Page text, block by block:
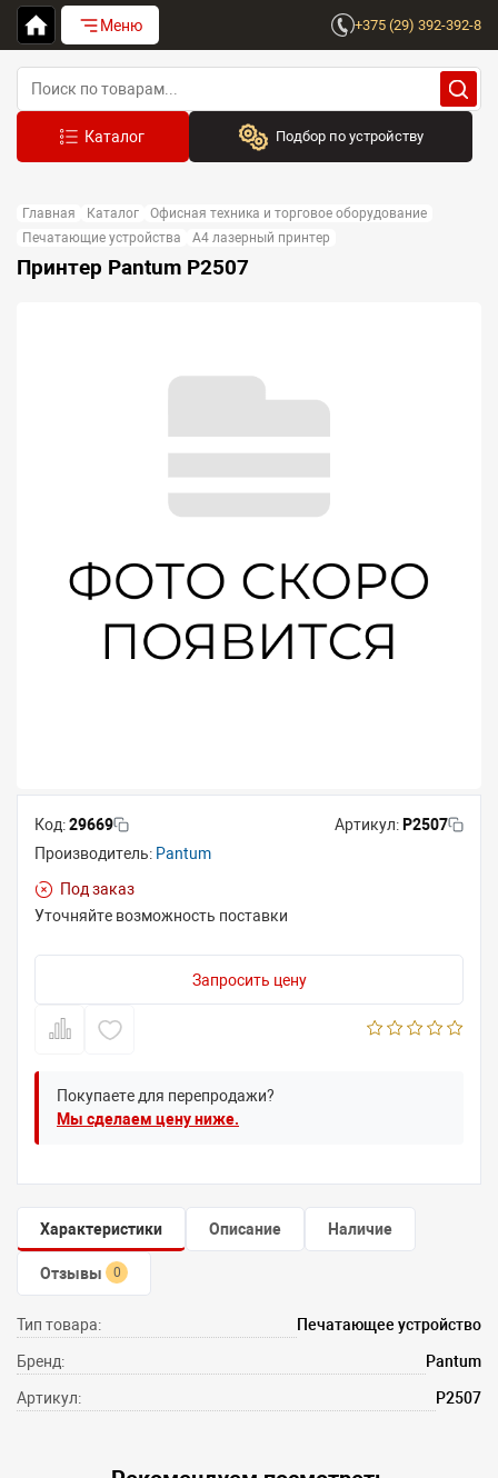
Меню +375 (29) 392-392-8
Подбор по устройству
Выберите бренд
Устройство:
Главная Каталог
Офисная техника и торговое оборудование
Печатающие устройства
A4 лазерный принтер
Принтер Pantum P2507
Код:29669 Артикул: P2507
Производитель: Pantum
Под заказ
Уточняйте возможность поставки
Запросить цену
Покупаете для перепродажи?
Мы сделаем цену ниже.
Характеристики Описание Наличие
Отзывы 0
Тип товара: Печатающее устройство
Бренд: Pantum
Артикул: P2507